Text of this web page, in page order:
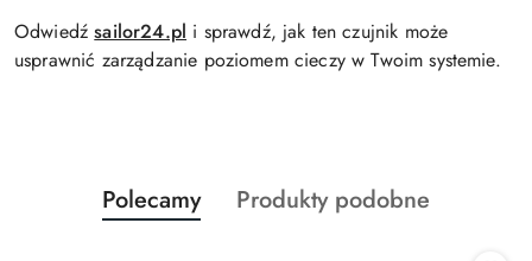
Odwiedź sailor24.pl i sprawdź, jak ten czujnik może
usprawnić zarządzanie poziomem cieczy w Twoim systemie.
Pomiń karuzelę produktów
Produkty
o
Polecamy
Produkty
Produkty podobne